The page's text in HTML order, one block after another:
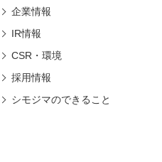
企業情報
IR情報
CSR・環境
採用情報
シモジマのできること